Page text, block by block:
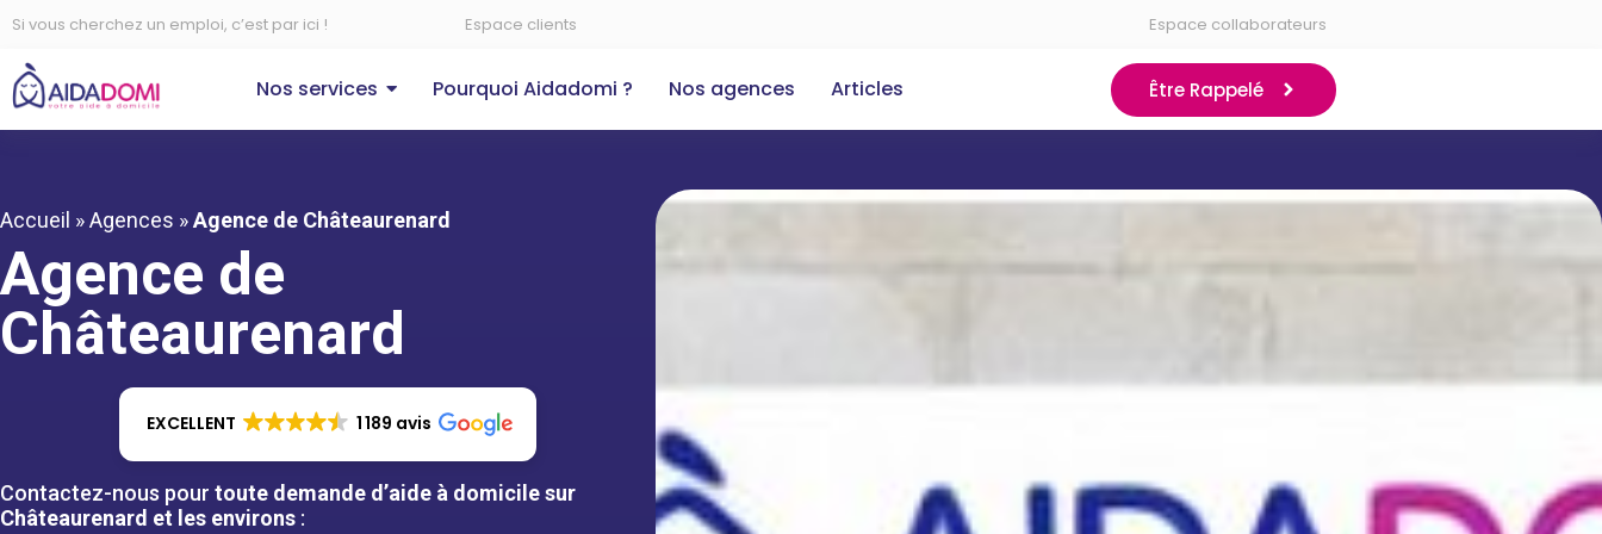
Si vous cherchez un emploi, c’est par ici ! Espace clients Espace collaborateurs
Nos services Pourquoi Aidadomi ? Nos agences Articles Être Rappelé
Accueil »Agences »Agence de Châteaurenard
Agence de
Châteaurenard
EXCELLENT 1 189 avis
Contactez-nous pour toute demande d’aide à domicile sur
Châteaurenard et les environs :